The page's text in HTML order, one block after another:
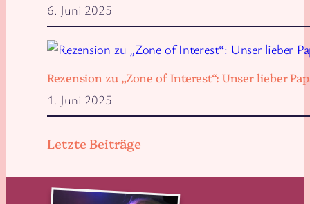
Letzte Beiträge
6. Juni 2025
Rezension zu „Zone of Interest“: Unser lieber
1. Juni 2025